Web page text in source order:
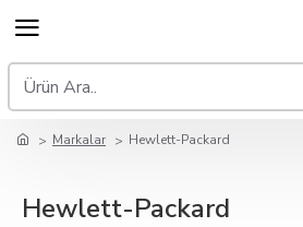
Markalar Hewlett-Packard
Hewlett-Packard